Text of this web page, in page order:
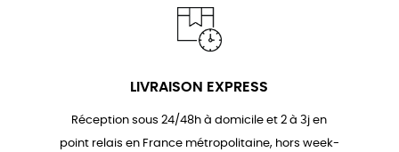
LIVRAISON EXPRESS
Réception sous 24/48h à domicile et 2 à 3j en
point relais en France métropolitaine, hors week-